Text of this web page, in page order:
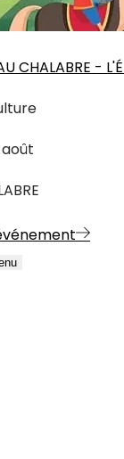
CHALABRE -
août